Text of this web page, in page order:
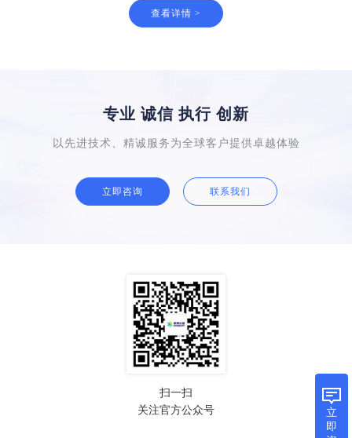
查看详情 >
专业 诚信 执行 创新
以先进技术、精诚服务为全球客户提供卓越体验
立即咨询 联系我们
扫一扫
关注官方公众号
立
即